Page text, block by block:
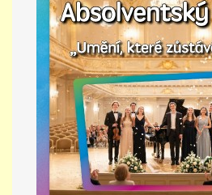
GDPR
ZUŠ Pohořelice
Školní 462
Pohořelice
691 23